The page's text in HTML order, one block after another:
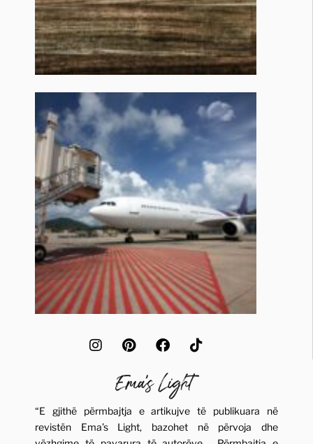
“E gjithë përmbajtja e artikujve të publikuara në
revistën Ema’s Light, bazohet në përvoja dhe